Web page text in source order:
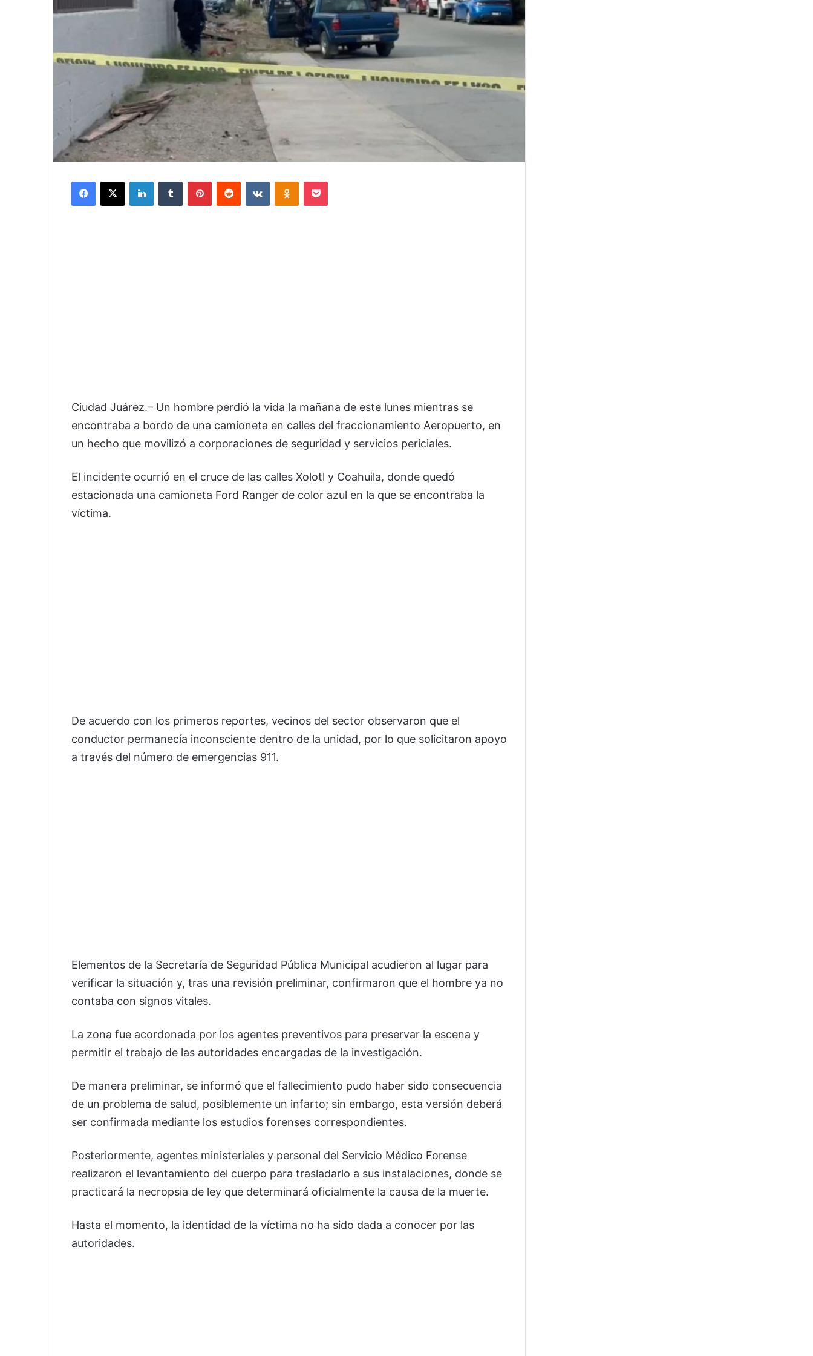
Facebook
X LinkedInTumblr PinterestReddit VKontakteOdnoklassniki
Pocket
Ciudad Juárez.– Un hombre perdió la vida la mañana de este lunes mientras se
encontraba a bordo de una camioneta en calles del fraccionamiento Aeropuerto, en
un hecho que movilizó a corporaciones de seguridad y servicios periciales.
El incidente ocurrió en el cruce de las calles Xolotl y Coahuila, donde quedó
estacionada una camioneta Ford Ranger de color azul en la que se encontraba la
víctima.
De acuerdo con los primeros reportes, vecinos del sector observaron que el
conductor permanecía inconsciente dentro de la unidad, por lo que solicitaron apoyo
a través del número de emergencias 911.
Elementos de la Secretaría de Seguridad Pública Municipal acudieron al lugar para
verificar la situación y, tras una revisión preliminar, confirmaron que el hombre ya no
contaba con signos vitales.
La zona fue acordonada por los agentes preventivos para preservar la escena y
permitir el trabajo de las autoridades encargadas de la investigación.
De manera preliminar, se informó que el fallecimiento pudo haber sido consecuencia
de un problema de salud, posiblemente un infarto; sin embargo, esta versión deberá
ser confirmada mediante los estudios forenses correspondientes.
Posteriormente, agentes ministeriales y personal del Servicio Médico Forense
realizaron el levantamiento del cuerpo para trasladarlo a sus instalaciones, donde se
practicará la necropsia de ley que determinará oficialmente la causa de la muerte.
Hasta el momento, la identidad de la víctima no ha sido dada a conocer por las
autoridades.